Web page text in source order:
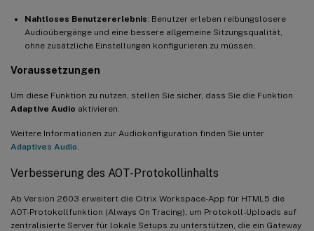
Nahtloses Benutzererlebnis: Benutzer erleben reibungslosere
Audioübergänge und eine bessere allgemeine Sitzungsqualität,
ohne zusätzliche Einstellungen konfigurieren zu müssen.
Voraussetzungen
Um diese Funktion zu nutzen, stellen Sie sicher, dass Sie die Funktion
Adaptive Audio aktivieren.
Weitere Informationen zur Audiokonfiguration finden Sie unter
Adaptives Audio
Verbesserung des AOT-Protokollinhalts
Ab Version 2603 erweitert die Citrix Workspace-App für HTML5 die
AOT-Protokollfunktion (Always On Tracing), um Protokoll-Uploads auf
zentralisierte Server für lokale Setups zu unterstützen, die ein Gateway